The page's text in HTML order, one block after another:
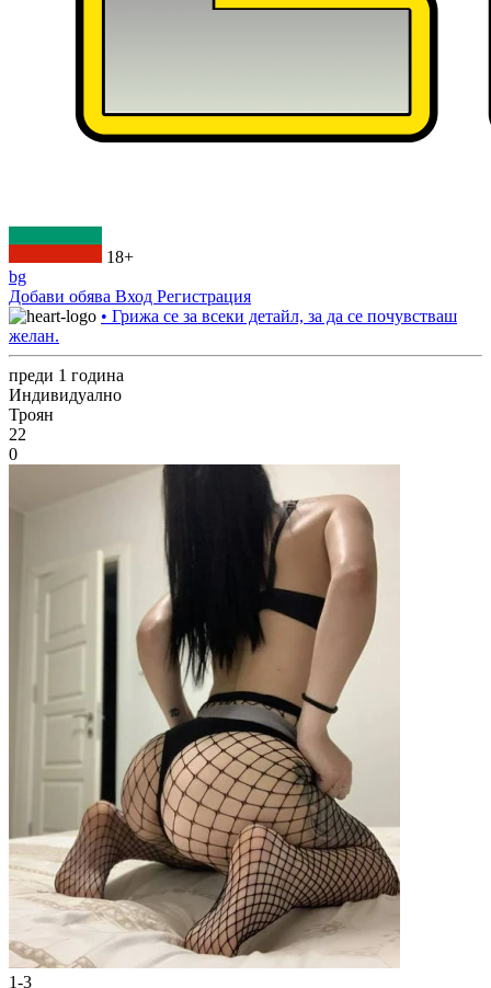
18+
bg
Добави обява Вход Регистрация
• Грижа се за всеки детайл, за да се почувстваш
желан.
преди 1 година
Индивидуално
Троян
22
0
1-3